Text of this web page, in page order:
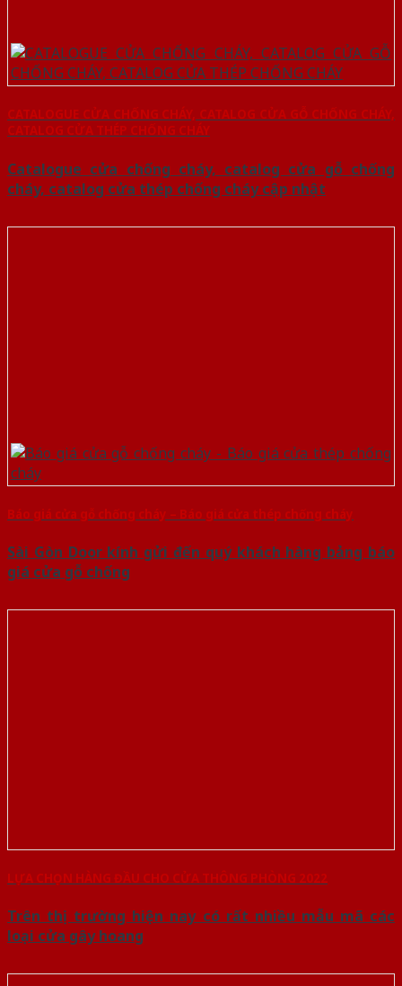
CATALOGUE CỬA CHỐNG CHÁY, CATALOG CỬA GỖ CHỐNG CHÁY,
CATALOG CỬA THÉP CHỐNG CHÁY
Catalogue cửa chống cháy, catalog cửa gỗ chống
cháy, catalog cửa thép chống cháy cập nhật
Báo giá cửa gỗ chống cháy – Báo giá cửa thép chống cháy
Sài Gòn Door kính gửi đến quý khách hàng bảng báo
giá cửa gỗ chống
LỰA CHỌN HÀNG ĐẦU CHO CỬA THÔNG PHÒNG 2022
Trên thị trường hiện nay có rất nhiều mẫu mã các
loại cửa gây hoang